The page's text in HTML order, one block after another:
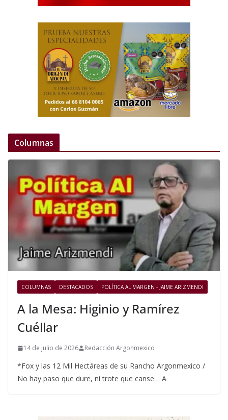
Columnas
COLUMNAS DESTACADOS POLÍTICA AL MARGEN - JAIME ARIZMENDI
A la Mesa: Higinio y Ramírez
Cuéllar
14 de julio de 2026 Redacción Argonmexico
*Fox y las 12 Mil Hectáreas de su Rancho Argonmexico /
No hay paso que dure, ni trote que canse… A